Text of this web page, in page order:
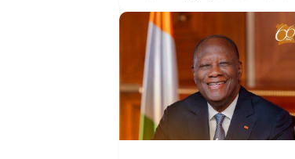
mêmes et pour les
générations futures »